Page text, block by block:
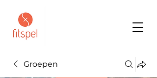
Groepen